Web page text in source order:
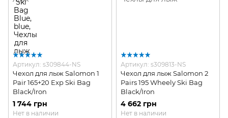
Артикул: s309844-NS
Чехол для лыж Salomon 1
Pair 165+20 Exp Ski Bag
Black/Iron
1 744 грн
Нет в наличии
Артикул: s309813-NS
Чехол для лыж Salomon 2
Pairs 195 Wheely Ski Bag
Black/Iron
4 662 грн
Нет в наличии